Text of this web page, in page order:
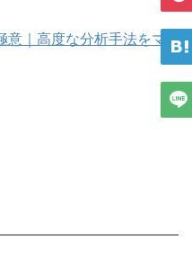
意｜高度な分析手法をマ